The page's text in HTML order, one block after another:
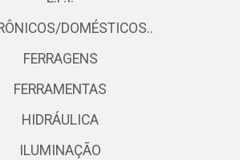
DOMÉSTICOS..
FERRAGENS
FERRAMENTAS
HIDRÁULICA
ILUMINAÇÃO